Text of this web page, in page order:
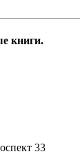
книги.
33